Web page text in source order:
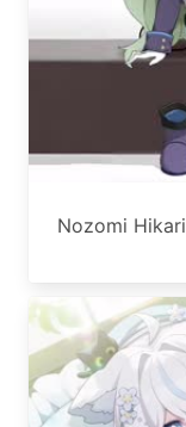
Nozomi Hikari